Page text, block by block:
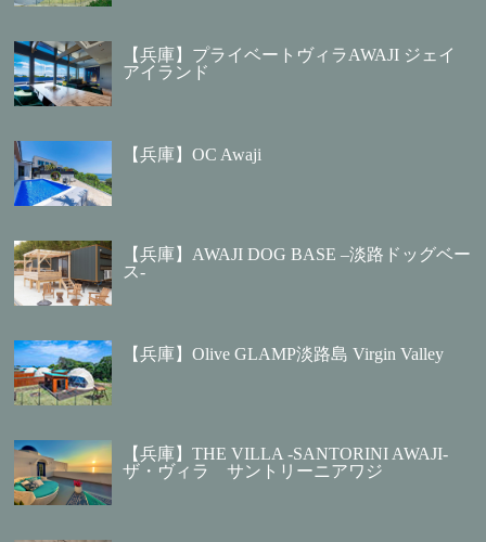
【兵庫】プライベートヴィラAWAJI ジェイ
アイランド
【兵庫】OC Awaji
【兵庫】AWAJI DOG BASE –淡路ドッグベー
ス-
【兵庫】Olive GLAMP淡路島 Virgin Valley
【兵庫】THE VILLA -SANTORINI AWAJI-
ザ・ヴィラ サントリーニアワジ